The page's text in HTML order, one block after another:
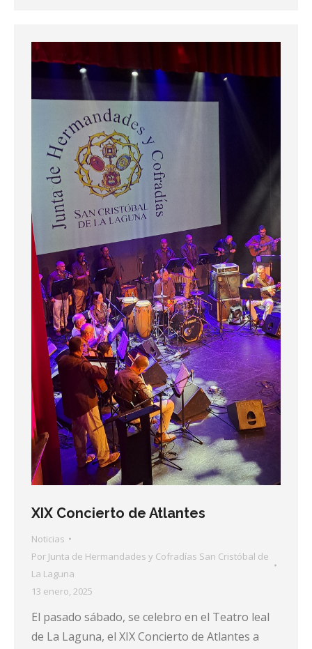
XIX Concierto de Atlantes
Noticias
Por Junta de Hermandades y Cofradías San Cristóbal de
La Laguna
13 enero, 2025
El pasado sábado, se celebro en el Teatro leal
de La Laguna, el XIX Concierto de Atlantes a